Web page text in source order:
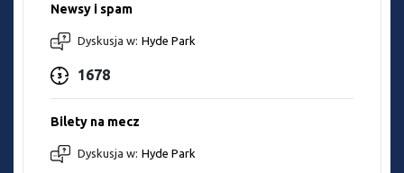
Newsy i spam
Dyskusja w: Hyde Park
1678
Bilety na mecz
Dyskusja w: Hyde Park